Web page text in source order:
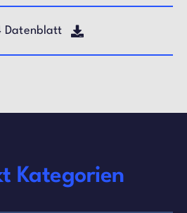
Datenblatt
Kategorien